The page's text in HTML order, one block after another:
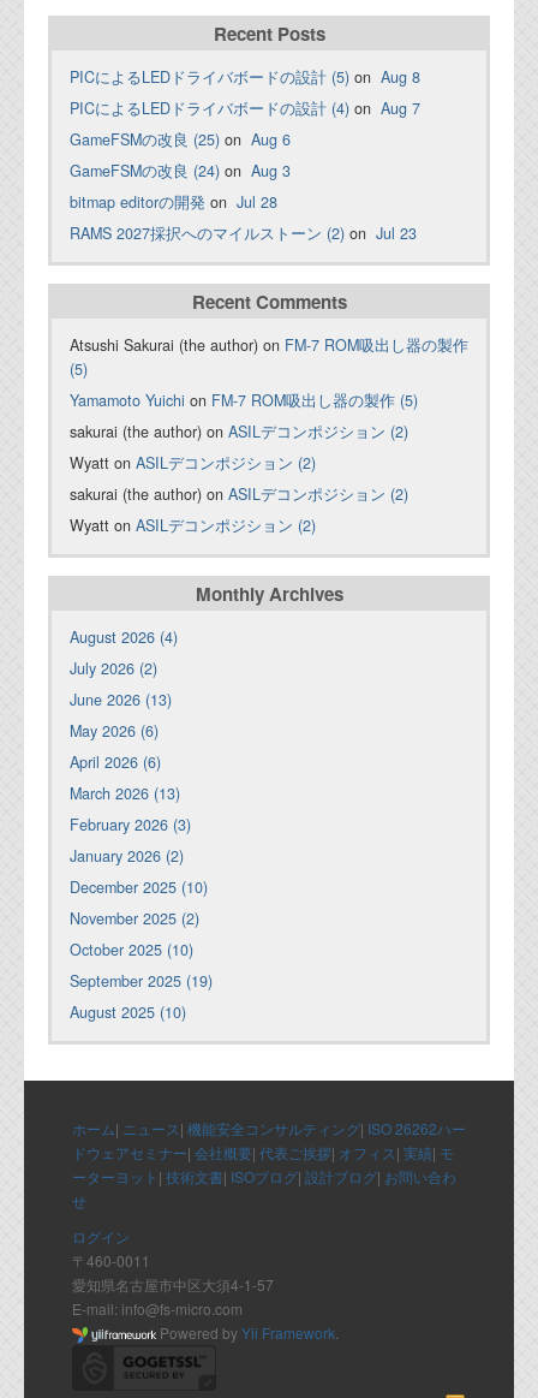
Recent Posts
PICによるLEDドライバボードの設計 (5) on Aug 8
PICによるLEDドライバボードの設計 (4) on Aug 7
GameFSMの改良 (25) on Aug 6
GameFSMの改良 (24) on Aug 3
bitmap editorの開発 on Jul 28
RAMS 2027採択へのマイルストーン (2) on Jul 23
Recent Comments
Atsushi Sakurai (the author) on FM-7 ROM吸出し器の製作
(5)
Yamamoto Yuichi on FM-7 ROM吸出し器の製作 (5)
sakurai (the author) on ASILデコンポジション (2)
Wyatt on ASILデコンポジション (2)
sakurai (the author) on ASILデコンポジション (2)
Wyatt on ASILデコンポジション (2)
Monthly Archives
August 2026 (4)
July 2026 (2)
June 2026 (13)
May 2026 (6)
April 2026 (6)
March 2026 (13)
February 2026 (3)
January 2026 (2)
December 2025 (10)
November 2025 (2)
October 2025 (10)
September 2025 (19)
August 2025 (10)
ホーム| ニュース| 機能安全コンサルティング| ISO 26262ハー
ドウェアセミナー| 会社概要| 代表ご挨拶| オフィス| 実績| モ
ーターヨット | 技術文書| ISOブログ| 設計ブログ| お問い合わ
せ
ログイン
〒460-0011
愛知県名古屋市中区大須4-1-57
E-mail: info@fs-micro.com
Powered byYii Framework